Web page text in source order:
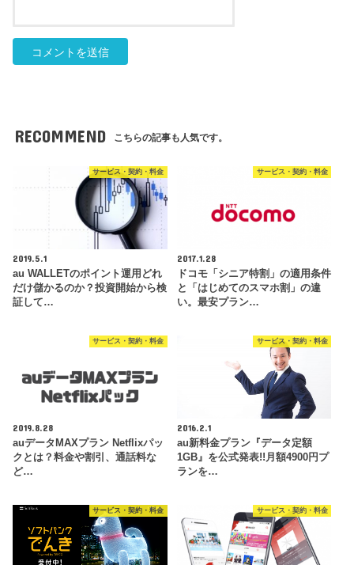
RECOMMEND こちらの記事も人気です。
サービス・契約・料金
2019.5.1
au WALLETのポイント運用どれ
だけ儲かるのか？投資開始から検
証して…
サービス・契約・料金
2017.1.28
ドコモ「シニア特割」の適用条件
と「はじめてのスマホ割」の違
い。最安プラン…
サービス・契約・料金
2019.8.28
auデータMAXプラン Netflixパッ
クとは？料金や割引、通話料な
ど…
サービス・契約・料金
2016.2.1
au新料金プラン『データ定額
1GB』を公式発表!!月額4900円プ
ランを…
サービス・契約・料金 サービス・契約・料金